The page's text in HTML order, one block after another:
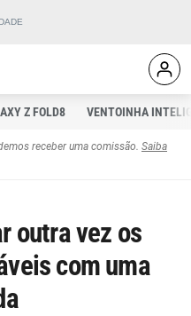
Z FOLD8 VENTOINHA
receber uma comissão. Saiba
outra vez os
com uma